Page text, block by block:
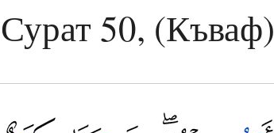
Сурат 50, (Къваф)